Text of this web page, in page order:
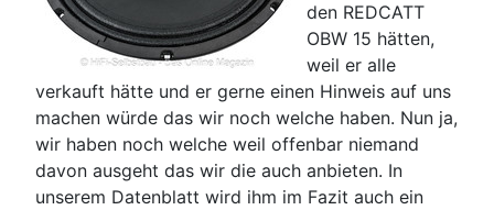
den REDCATT
OBW 15 hätten,
weil er alle
verkauft hätte und er gerne einen Hinweis auf uns
machen würde das wir noch welche haben. Nun ja,
wir haben noch welche weil offenbar niemand
davon ausgeht das wir die auch anbieten. In
unserem Datenblatt wird ihm im Fazit auch ein